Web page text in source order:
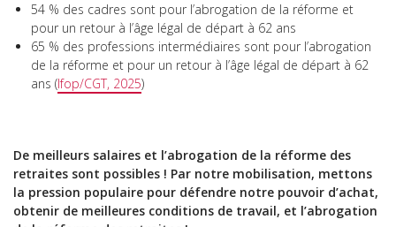
54 % des cadres sont pour l’abrogation de la réforme et
pour un retour à l’âge légal de départ à 62 ans
65 % des professions intermédiaires sont pour l’abrogation
de la réforme et pour un retour à l’âge légal de départ à 62
ans (Ifop/CGT, 2025)
De meilleurs salaires et l’abrogation de la réforme des
retraites sont possibles ! Par notre mobilisation, mettons
la pression populaire pour défendre notre pouvoir d’achat,
obtenir de meilleures conditions de travail, et l’abrogation